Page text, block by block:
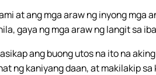
at ang mga araw ng inyong mga
gaya ng mga araw ng langit sa
ang buong utos na ito na
ng kaniyang daan, at makilakip sa